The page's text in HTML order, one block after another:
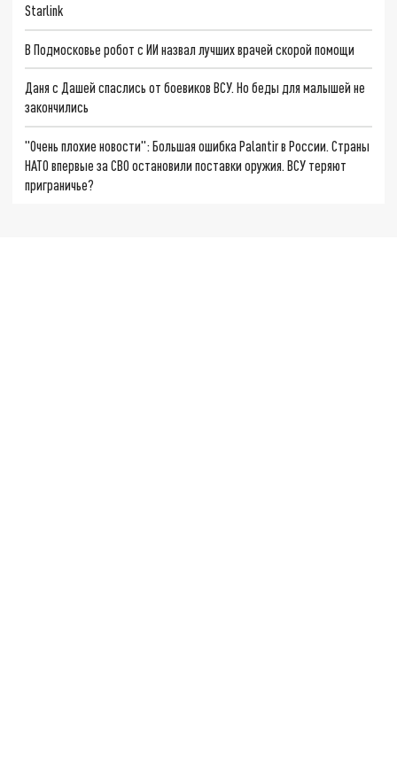
Starlink
В Подмосковье робот с ИИ назвал лучших врачей скорой помощи
Даня с Дашей спаслись от боевиков ВСУ. Но беды для малышей не
закончились
"Очень плохие новости": Большая ошибка Palantir в России. Страны
НАТО впервые за СВО остановили поставки оружия. ВСУ теряют
приграничье?